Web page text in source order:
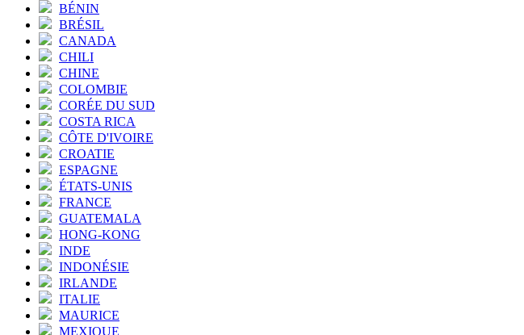
BÉNIN
BRÉSIL
CANADA
CHILI
CHINE
COLOMBIE
CORÉE DU SUD
COSTA RICA
CÔTE D'IVOIRE
CROATIE
ESPAGNE
ÉTATS-UNIS
FRANCE
GUATEMALA
HONG-KONG
INDE
INDONÉSIE
IRLANDE
ITALIE
MAURICE
MEXIQUE